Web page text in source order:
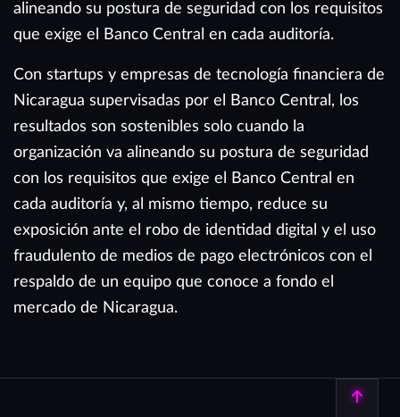
alineando su postura de seguridad con los requisitos
que exige el Banco Central en cada auditoría.
Con startups y empresas de tecnología financiera de
Nicaragua supervisadas por el Banco Central, los
resultados son sostenibles solo cuando la
organización va alineando su postura de seguridad
con los requisitos que exige el Banco Central en
cada auditoría y, al mismo tiempo, reduce su
exposición ante el robo de identidad digital y el uso
fraudulento de medios de pago electrónicos con el
respaldo de un equipo que conoce a fondo el
mercado de Nicaragua.